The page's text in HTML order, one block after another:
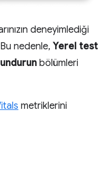
deneyimlediği
nedenle, Yerel test
bölümleri
metriklerini